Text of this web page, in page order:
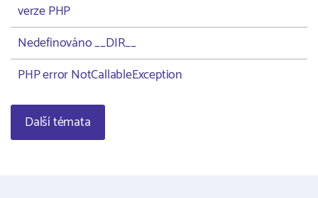
verze PHP
Nedefinováno __DIR__
PHP error NotCallableException
Další témata